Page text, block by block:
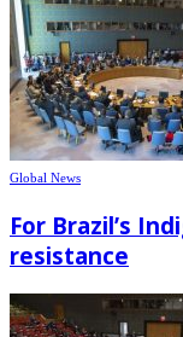
Global News
For Brazil’s
resistance